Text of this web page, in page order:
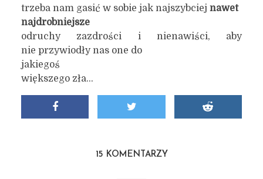
trzeba nam gasić w sobie jak najszybciej nawet
najdrobniejsze
odruchy zazdrości i nienawiści, aby
nie przywiodły nas one do
jakiegoś
większego zła…
15 KOMENTARZY